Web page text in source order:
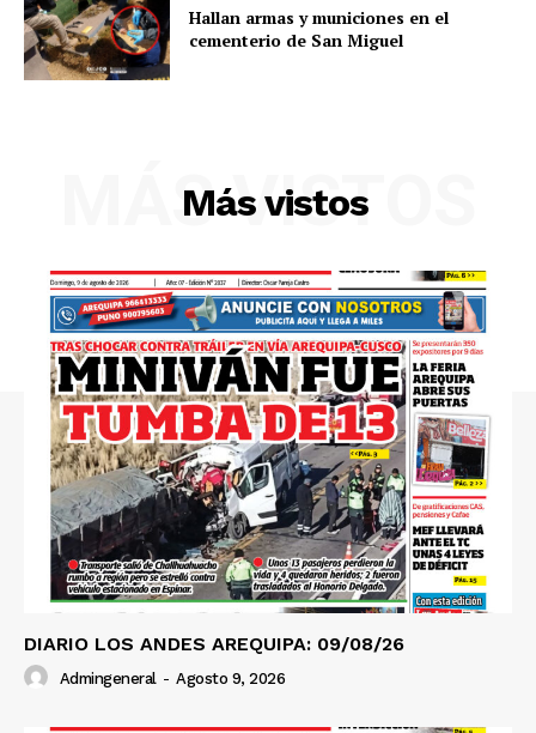
SUSCRIBETE
Diario los Andes
Nosotros
Contacto
Prensa
Hallan armas y municiones en el
cementerio de San Miguel
Más vistos
MÁS VISTOS
DIARIO LOS ANDES AREQUIPA: 09/08/26
Admingeneral - Agosto 9, 2026